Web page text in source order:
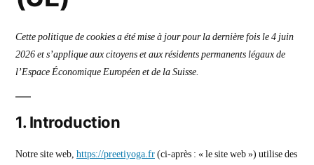
Cette politique de cookies a été mise à jour pour la dernière fois le 4 juin
2026 et s’applique aux citoyens et aux résidents permanents légaux de
l’Espace Économique Européen et de la Suisse.
1. Introduction
Notre site web, https://preetiyoga.fr(ci-après : « le site web ») utilise des